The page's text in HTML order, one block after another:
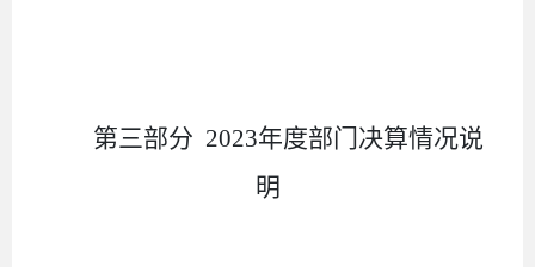
第三部分 2023年度部门决算情况说
明